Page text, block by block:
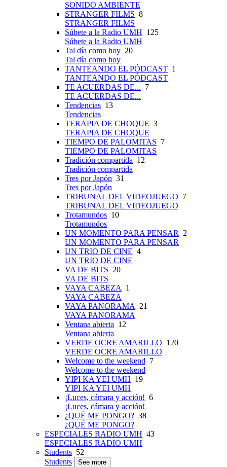
SONIDO AMBIENTE
STRANGER FILMS 8
STRANGER FILMS
Súbete a la Radio UMH 125
Súbete a la Radio UMH
Tal día como hoy 20
Tal día como hoy
TANTEANDO EL PÓDCAST 1
TANTEANDO EL PÓDCAST
TE ACUERDAS DE... 7
TE ACUERDAS DE...
Tendencias 13
Tendencias
TERAPIA DE CHOQUE 3
TERAPIA DE CHOQUE
TIEMPO DE PALOMITAS 7
TIEMPO DE PALOMITAS
Tradición compartida 12
Tradición compartida
Tres por Japón 31
Tres por Japón
TRIBUNAL DEL VIDEOJUEGO 7
TRIBUNAL DEL VIDEOJUEGO
Trotamundos 10
Trotamundos
UN MOMENTO PARA PENSAR
2
UN MOMENTO PARA PENSAR
UN TRIO DE CINE 4
UN TRIO DE CINE
VA DE BITS 20
VA DE BITS
VAYA CABEZA
1
VAYA CABEZA
VAYA PANORAMA
21
VAYA PANORAMA
Ventana abierta 12
Ventana abierta
VERDE OCRE AMARILLO 120
VERDE OCRE AMARILLO
Welcome to the weekend 7
Welcome to the weekend
YIPI KA YEI UMH 19
YIPI KA YEI UMH
¡Luces, cámara y acción! 6
¡Luces, cámara y acción!
¿QUÉ ME PONGO? 38
¿QUÉ ME PONGO?
ESPECIALES RADIO UMH 43
ESPECIALES RADIO UMH
Students 52
Students
See more